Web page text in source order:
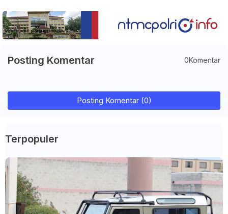
Posting Komentar 0Komentar
Posting Komentar (0)
Terpopuler